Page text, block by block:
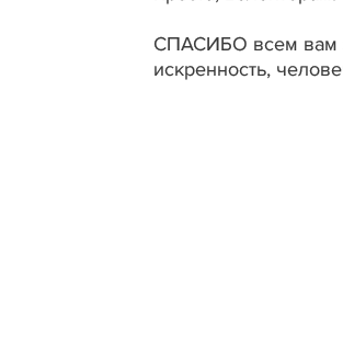
СПАСИБО всем вам
искренность,